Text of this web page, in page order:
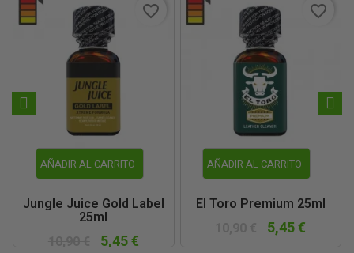
AÑADIR AL CARRITO
Jungle Juice Gold Label
25ml
5,45 €
favorite_border
AÑADIR AL CARRITO
El Toro Premium 25ml
5,45 €
favorite_border